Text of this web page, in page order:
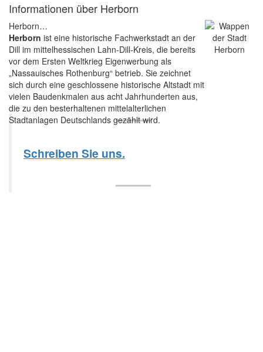
Informationen über Herborn
Herborn…
Herborn ist eine historische Fachwerkstadt an der
Dill im mittelhessischen Lahn-Dill-Kreis, die bereits
vor dem Ersten Weltkrieg Eigenwerbung als
„Nassauisches Rothenburg“ betrieb. Sie zeichnet
sich durch eine geschlossene historische Altstadt mit
vielen Baudenkmalen aus acht Jahrhunderten aus,
die zu den besterhaltenen mittelalterlichen
Stadtanlagen Deutschlands gezählt wird.
Schreiben Sie uns.